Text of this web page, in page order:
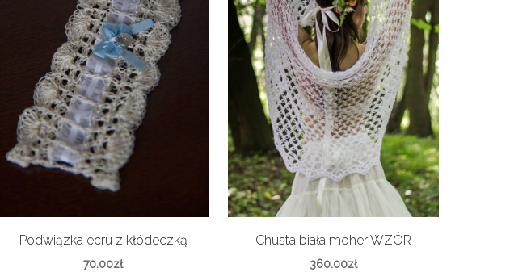
Podwiązka ecru z kłódeczką
70.00zł
Chusta biała moher WZÓR
360.00zł